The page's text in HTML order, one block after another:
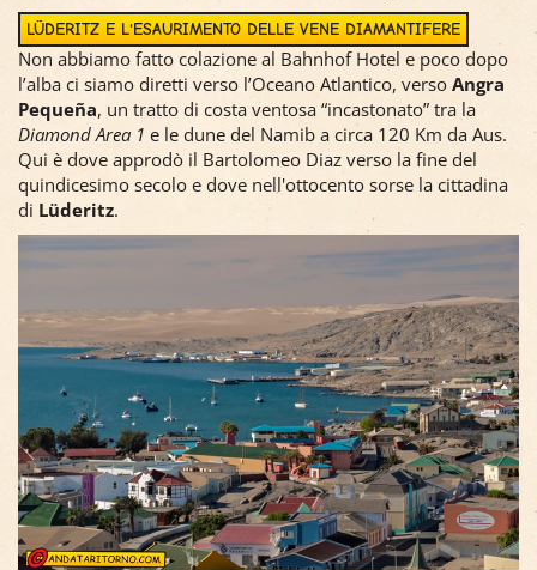
LÜDERITZ E L'ESAURIMENTO DELLE VENE DIAMANTIFERE
Non abbiamo fatto colazione al Bahnhof Hotel e poco dopo
l’alba ci siamo diretti verso l’Oceano Atlantico, verso Angra
Pequeña, un tratto di costa ventosa “incastonato” tra la
Diamond Area 1 e le dune del Namib a circa 120 Km da Aus.
Qui è dove approdò il Bartolomeo Diaz verso la fine del
quindicesimo secolo e dove nell'ottocento sorse la cittadina
di Lüderitz.